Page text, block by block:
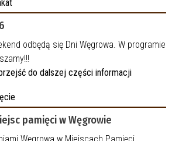
odbędą się Dni Węgrowa. W programie
do dalszej części informacji
pamięci w Węgrowie
Węgrowa w Miejscach Pamięci